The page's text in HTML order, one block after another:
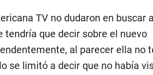
TV no dudaron en buscar a
tendría que decir sobre el nuevo
al parecer ella no
se limitó a decir que no había